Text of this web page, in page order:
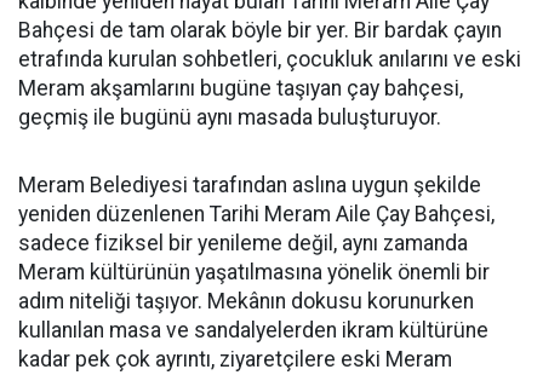
Bahçesi de tam olarak böyle bir yer. Bir bardak çayın
etrafında kurulan sohbetleri, çocukluk anılarını ve eski
Meram akşamlarını bugüne taşıyan çay bahçesi,
geçmiş ile bugünü aynı masada buluşturuyor.
Meram Belediyesi tarafından aslına uygun şekilde
yeniden düzenlenen Tarihi Meram Aile Çay Bahçesi,
sadece fiziksel bir yenileme değil, aynı zamanda
Meram kültürünün yaşatılmasına yönelik önemli bir
adım niteliği taşıyor. Mekânın dokusu korunurken
kullanılan masa ve sandalyelerden ikram kültürüne
kadar pek çok ayrıntı, ziyaretçilere eski Meram